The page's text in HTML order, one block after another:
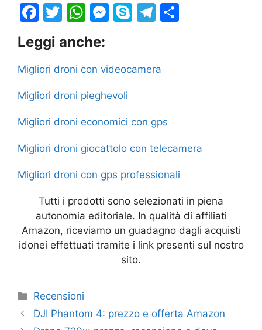
F
c
e
b
o
o
k
T
itt
er
W
h
at
s
A
p
p
M
s
e
n
g
er
S
p
T
gr
Leggi anche:
Migliori droni con videocamera
Migliori droni pieghevoli
Migliori droni economici con gps
Migliori droni giocattolo con telecamera
Migliori droni con gps professionali
Tutti i prodotti sono selezionati in piena
autonomia editoriale. In qualità di affiliati
Amazon, riceviamo un guadagno dagli acquisti
idonei effettuati tramite i link presenti sul nostro
sito.
Categorie
Recensioni
DJI Phantom 4: prezzo e offerta Amazon